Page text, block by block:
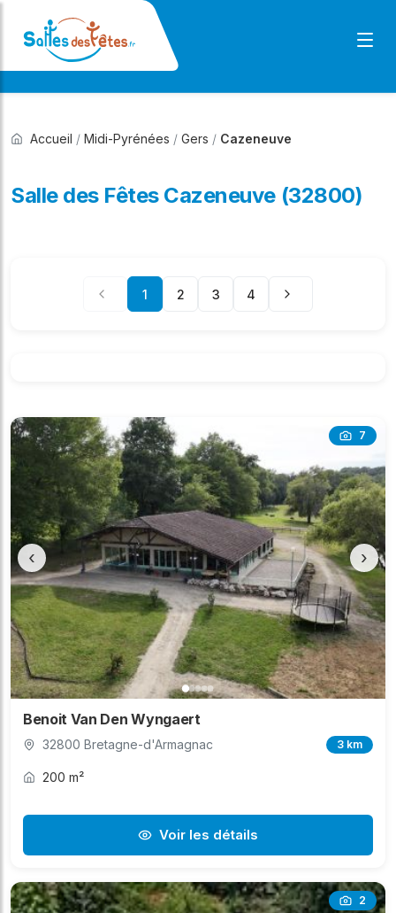
Accueil / Midi-Pyrénées / Gers / Cazeneuve
Salle des Fêtes Cazeneuve (32800)
1 2 3 4
7
‹ ›
Benoit Van Den Wyngaert
32800 Bretagne-d'Armagnac 3 km
200 m²
Voir les détails
2